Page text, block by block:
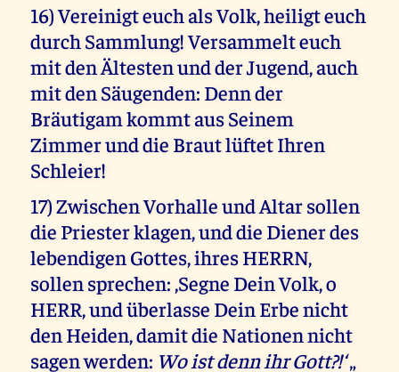
16) Vereinigt euch als Volk, heiligt euch
durch Sammlung! Versammelt euch
mit den Ältesten und der Jugend, auch
mit den Säugenden: Denn der
Bräutigam kommt aus Seinem
Zimmer und die Braut lüftet Ihren
Schleier!
17) Zwischen Vorhalle und Altar sollen
die Priester klagen, und die Diener des
lebendigen Gottes, ihres HERRN,
sollen sprechen: ‚Segne Dein Volk, o
HERR, und überlasse Dein Erbe nicht
den Heiden, damit die Nationen nicht
sagen werden: Wo ist denn ihr Gott?!‘„